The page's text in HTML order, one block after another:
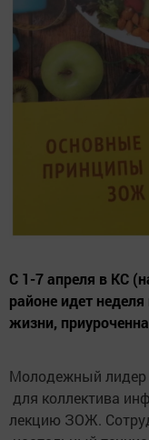
С 1-7 апреля в КС
районе идет
жизни,
Молодежный лидер
для коллектива
лекцию ЗОЖ.